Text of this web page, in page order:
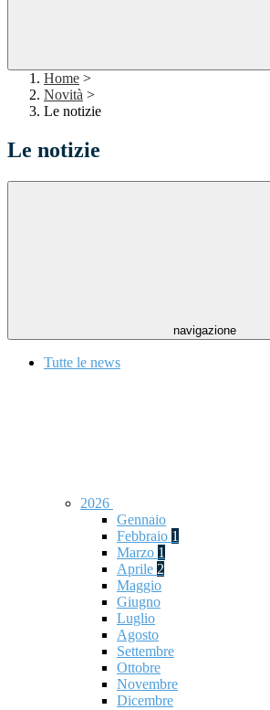
Home >
Novità >
Le notizie
Le notizie
navigazione
Tutte le news
2026
Gennaio
Febbraio 1
Marzo 1
Aprile 2
Maggio
Giugno
Luglio
Agosto
Settembre
Ottobre
Novembre
Dicembre